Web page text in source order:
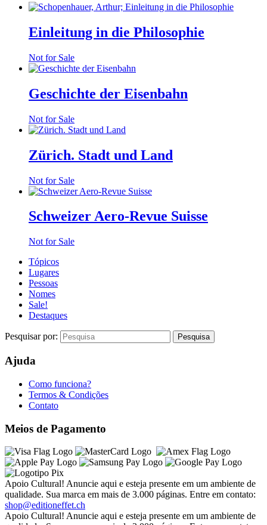
Einleitung in die Philosophie
Not for Sale
Geschichte der Eisenbahn
Not for Sale
Zürich. Stadt und Land
Not for Sale
Schweizer Aero-Revue Suisse
Not for Sale
Tópicos
Lugares
Pessoas
Nomes
Sale!
Destaques
Pesquisar por:
Ajuda
Como funciona?
Termos & Condições
Contato
Meios de Pagamento
Apoio Cultural! Anuncie aqui e esteja presente em um ambiente de
qualidade. Sua marca em mais de 3.000 páginas. Entre em contato:
shop@editioneffet.ch
Apoio Cultural! Anuncie aqui e esteja presente em um ambiente de